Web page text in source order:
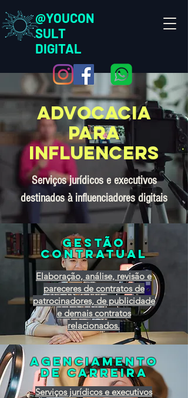
@YOUCON
SULT
DIGITAL
ADVOCACIA
para
influencers
Serviços jurídicos e executivos
destinados à influenciadores digitais
Gestão
contratual
Elaboração, análise, revisão e
pareceres de contratos de
patrocinadores, de publicidade
e demais contratos
relacionados.
agenciamento
de carreira
Serviços jurídicos e executivos